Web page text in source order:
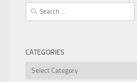
Search
for:
CATEGORIES
Categories